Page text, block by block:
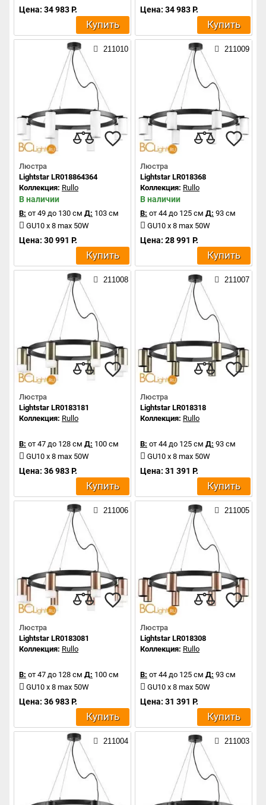
Цена: 34 983 Р.
Купить
Цена: 34 983 Р.
Купить
211010
Люстра
Lightstar LR018864364
Коллекция: Rullo
В наличии
В: от 49 до 130 см Д: 103 см
GU10 x 8 max 50W
Цена: 30 991 Р.
Купить
211009
Люстра
Lightstar LR018368
Коллекция: Rullo
В наличии
В: от 44 до 125 см Д: 93 см
GU10 x 8 max 50W
Цена: 28 991 Р.
Купить
211008
Люстра
Lightstar LR0183181
Коллекция: Rullo
В: от 47 до 128 см Д: 100 см
GU10 x 8 max 50W
Цена: 36 983 Р.
Купить
211007
Люстра
Lightstar LR018318
Коллекция: Rullo
В: от 44 до 125 см Д: 93 см
GU10 x 8 max 50W
Цена: 31 391 Р.
Купить
211006
Люстра
Lightstar LR0183081
Коллекция: Rullo
В: от 47 до 128 см Д: 100 см
GU10 x 8 max 50W
Цена: 36 983 Р.
Купить
211005
Люстра
Lightstar LR018308
Коллекция: Rullo
В: от 44 до 125 см Д: 93 см
GU10 x 8 max 50W
Цена: 31 391 Р.
Купить
211004 211003